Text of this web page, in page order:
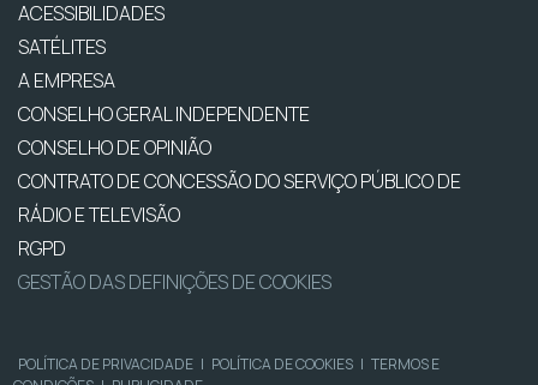
ACESSIBILIDADES
SATÉLITES
A EMPRESA
CONSELHO GERAL INDEPENDENTE
CONSELHO DE OPINIÃO
CONTRATO DE CONCESSÃO DO SERVIÇO PÚBLICO DE
RÁDIO E TELEVISÃO
RGPD
GESTÃO DAS DEFINIÇÕES DE COOKIES
POLÍTICA DE PRIVACIDADE | POLÍTICA DE COOKIES | TERMOS E